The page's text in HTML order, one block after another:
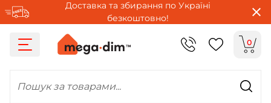
Доставка та збирання по Україні
безкоштовно!
0
Пошук за товарами...